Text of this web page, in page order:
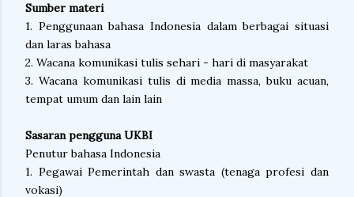
Sumber materi
1. Penggunaan bahasa Indonesia dalam berbagai situasi
dan laras bahasa
2. Wacana komunikasi tulis sehari - hari di masyarakat
3. Wacana komunikasi tulis di media massa, buku acuan,
tempat umum dan lain lain
Sasaran pengguna UKBI
Penutur bahasa Indonesia
1. Pegawai Pemerintah dan swasta (tenaga profesi dan
vokasi)